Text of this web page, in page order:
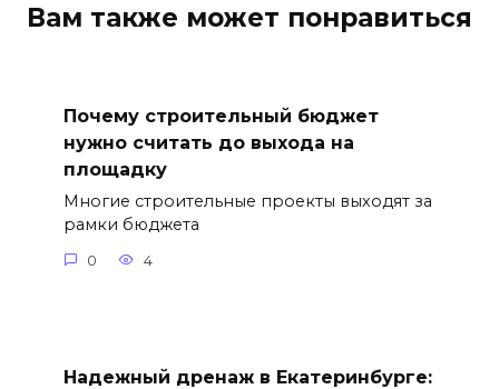
Вам также может понравиться
Почему строительный бюджет
нужно считать до выхода на
площадку
Многие строительные проекты выходят за
рамки бюджета
0 4
Надежный дренаж в Екатеринбурге: